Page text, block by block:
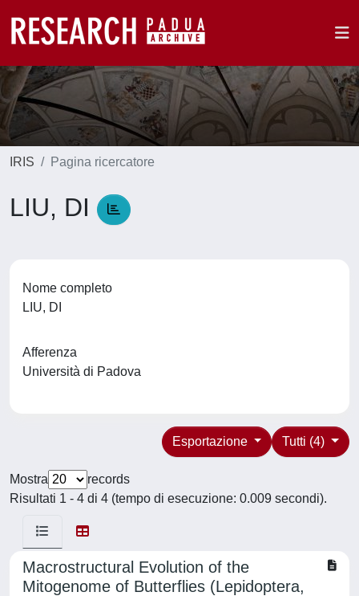
IRIS Pagina ricercatore
LIU, DI
Nome completo
LIU, DI
Afferenza
Università di Padova
Tutti (4)
Esportazione
Mostra
records
Risultati 1 - 4 di 4 (tempo di esecuzione: 0.009 secondi).
Macrostructural Evolution of the
Mitogenome of Butterflies (Lepidoptera,